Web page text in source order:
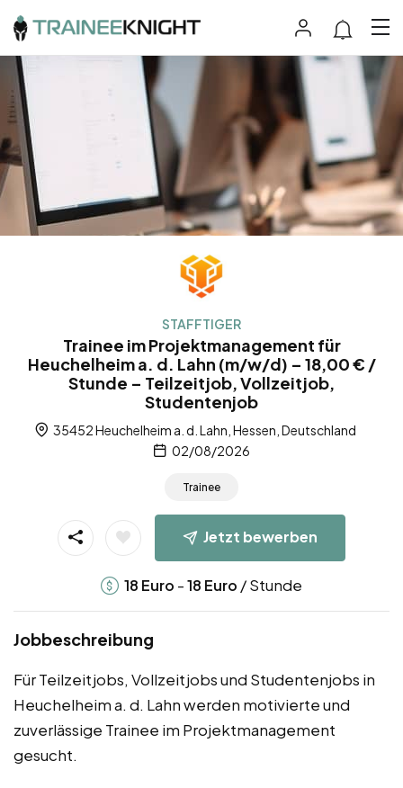
STAFFTIGER
Trainee im Projektmanagement für
Heuchelheim a. d. Lahn (m/w/d) – 18,00 € /
Stunde – Teilzeitjob, Vollzeitjob,
Studentenjob
35452 Heuchelheim a. d. Lahn, Hessen, Deutschland
02/08/2026
Trainee
Jetzt bewerben
18 Euro -18 Euro / Stunde
Jobbeschreibung
Für Teilzeitjobs, Vollzeitjobs und Studentenjobs in
Heuchelheim a. d. Lahn werden motivierte und
zuverlässige Trainee im Projektmanagement
gesucht.